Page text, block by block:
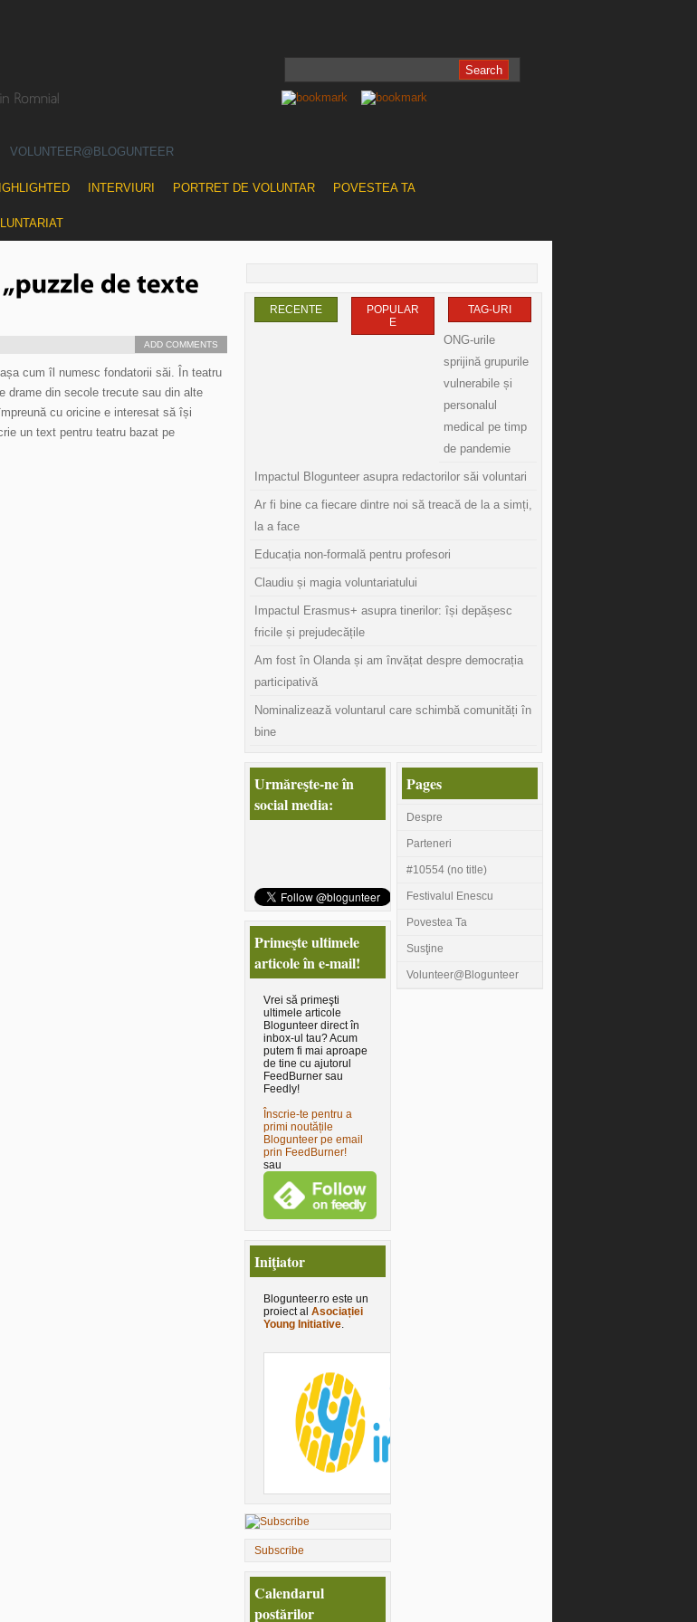
VOLUNTEER@BLOGUNTEER
INTERVIURI PORTRET DE VOLUNTAR POVESTEA TA
ADD COMMENTS
cum îl numesc fondatorii săi. În teatru
drame din secole trecute sau din alte
cu oricine e interesat să își
un text pentru teatru bazat pe
RECENTE
POPULAR
E
TAG-URI
ONG-urile
sprijină grupurile
vulnerabile și
personalul
medical pe timp
de pandemie
Impactul Blogunteer asupra redactorilor săi voluntari
Ar fi bine ca fiecare dintre noi să treacă de la a simți,
la a face
Educația non-formală pentru profesori
Claudiu și magia voluntariatului
Impactul Erasmus+ asupra tinerilor: își depășesc
fricile și prejudecățile
Am fost în Olanda și am învățat despre democrația
participativă
Nominalizează voluntarul care schimbă comunități în
bine
Urmăreşte-ne în
social media:
Primeşte ultimele
articole în e-mail!
Vrei să primeşti
ultimele articole
Blogunteer direct în
inbox-ul tau? Acum
putem fi mai aproape
de tine cu ajutorul
FeedBurner sau
Feedly!
Înscrie-te pentru a
primi noutățile
Blogunteer pe email
prin FeedBurner!
sau
Iniţiator
Blogunteer.ro este un
proiect al Asociației
Young Initiative.
Subscribe
Calendarul
postărilor
Pages
Despre
Parteneri
#10554 (no title)
Festivalul Enescu
Povestea Ta
Susţine
Volunteer@Blogunteer